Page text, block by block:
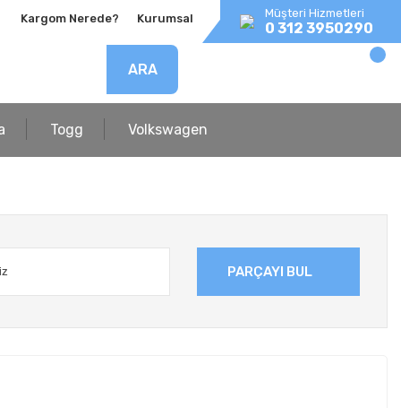
Kargom Nerede? Kurumsal Müşteri Hizmetleri
0 312 3950290
ARA
Togg Volkswagen
PARÇAYI BUL